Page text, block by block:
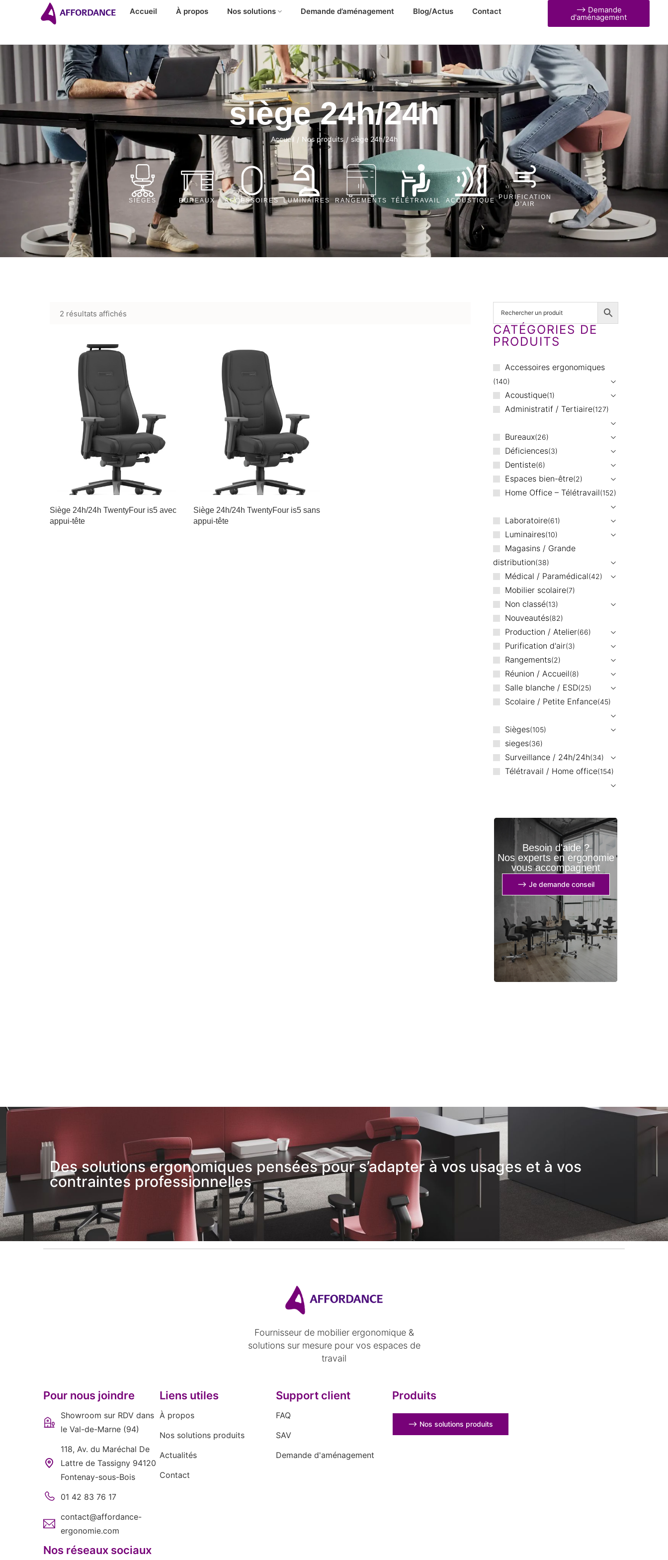
Accueil À propos Nos solutions Demande d’aménagement Blog/Actus Contact ⟶ Demande
d'aménagement
siège 24h/24h
Accueil / Nos produits / siège 24h/24h
SIÈGES BUREAUX ACCESSOIRES LUMINAIRES RANGEMENTS TÉLÉTRAVAIL ACOUSTIQUE PURIFICATION
D'AIR
2 résultats affichés
Siège 24h/24h TwentyFour is5 avec
appui-tête
Siège 24h/24h TwentyFour is5 sans
appui-tête
CATÉGORIES DE
PRODUITS
Accessoires ergonomiques
140
Acoustique 1
Administratif / Tertiaire 127
Bureaux 26
Déficiences 3
Dentiste 6
Espaces bien-être 2
Home Office – Télétravail 152
Laboratoire 61
Luminaires 10
Magasins / Grande
distribution 38
Médical / Paramédical 42
Mobilier scolaire 7
Non classé 13
Nouveautés 82
Production / Atelier 66
Purification d'air 3
Rangements 2
Réunion / Accueil 8
Salle blanche / ESD 25
Scolaire / Petite Enfance 45
Sièges 105
sieges 36
Surveillance / 24h/24h 34
Télétravail / Home office 154
Besoin d'aide ?
Nos experts en ergonomie
vous accompagnent
⟶ Je demande conseil
Des solutions ergonomiques pensées pour s’adapter à vos usages et à vos
contraintes professionnelles
Fournisseur de mobilier ergonomique &
solutions sur mesure pour vos espaces de
travail
Pour nous joindre
Showroom sur RDV dans
le Val-de-Marne (94)
118, Av. du Maréchal De
Lattre de Tassigny 94120
Fontenay-sous-Bois
01 42 83 76 17
contact@affordance-
ergonomie.com
Nos réseaux sociaux
Liens utiles
À propos
Nos solutions produits
Actualités
Contact
Support client
FAQ
SAV
Demande d'aménagement
Produits
⟶ Nos solutions produits